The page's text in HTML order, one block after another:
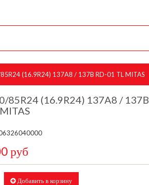
(16.9R24) 137A8 / 137B RD-01 TL MITAS
(16.9R24) 137A8 / 137B
руб
Добавить в корзину